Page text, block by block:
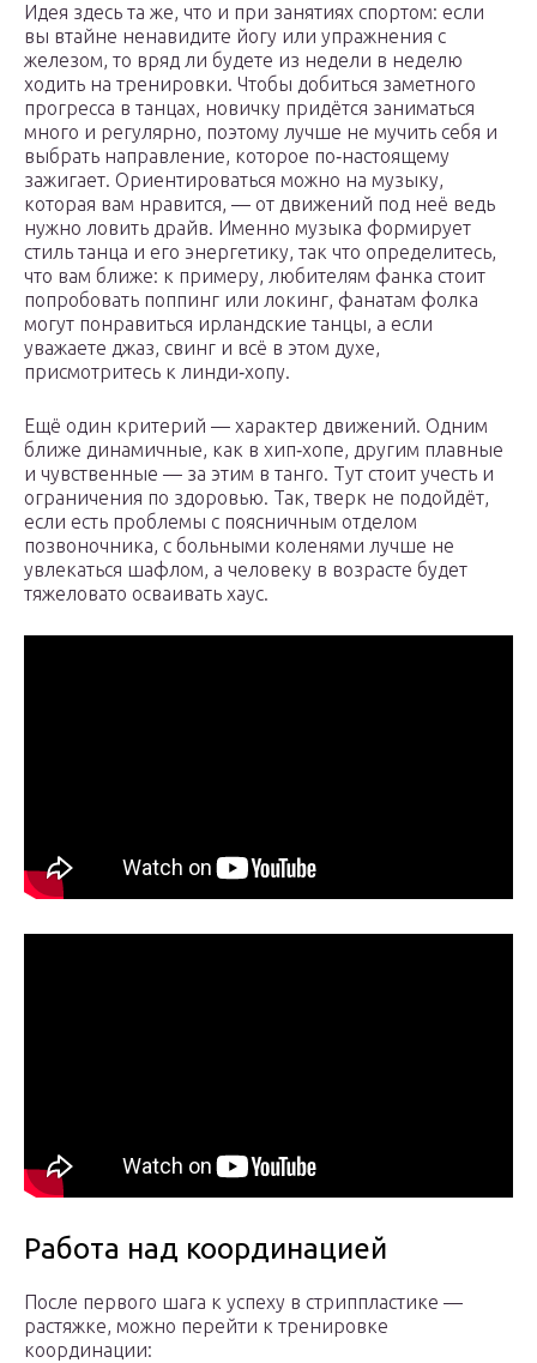
Идея здесь та же, что и при занятиях спортом: если
вы втайне ненавидите йогу или упражнения с
железом, то вряд ли будете из недели в неделю
ходить на тренировки. Чтобы добиться заметного
прогресса в танцах, новичку придётся заниматься
много и регулярно, поэтому лучше не мучить себя и
выбрать направление, которое по‑настоящему
зажигает. Ориентироваться можно на музыку,
которая вам нравится, — от движений под неё ведь
нужно ловить драйв. Именно музыка формирует
стиль танца и его энергетику, так что определитесь,
что вам ближе: к примеру, любителям фанка стоит
попробовать поппинг или локинг, фанатам фолка
могут понравиться ирландские танцы, а если
уважаете джаз, свинг и всё в этом духе,
присмотритесь к линди‑хопу.
Ещё один критерий — характер движений. Одним
ближе динамичные, как в хип‑хопе, другим плавные
и чувственные — за этим в танго. Тут стоит учесть и
ограничения по здоровью. Так, тверк не подойдёт,
если есть проблемы с поясничным отделом
позвоночника, с больными коленями лучше не
увлекаться шафлом, а человеку в возрасте будет
тяжеловато осваивать хаус.
Работа над координацией
После первого шага к успеху в стриппластике —
растяжке, можно перейти к тренировке
координации: